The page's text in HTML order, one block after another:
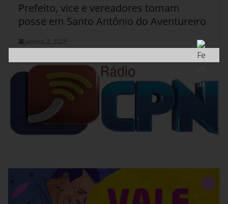
Prefeito, vice e vereadores tomam
posse em Santo Antônio do Aventureiro
janeiro 2, 2025